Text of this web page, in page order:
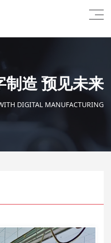
制造 预见未来
DIGITAL MANUFACTURING